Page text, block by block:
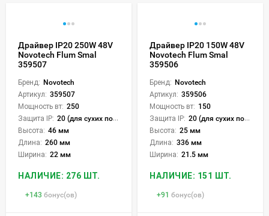
Драйвер IP20 250W 48V
Novotech Flum Smal
359507
Бренд: Novotech
Артикул: 359507
Мощность вт: 250
Защита IP: 20 (для сухих пом.)
Высота: 46 мм
Длина: 260 мм
Ширина: 22 мм
НАЛИЧИЕ: 276 ШТ.
+143 бонус(ов)
Драйвер IP20 150W 48V
Novotech Flum Smal
359506
Бренд: Novotech
Артикул: 359506
Мощность вт: 150
Защита IP: 20 (для сухих пом.)
Высота: 25 мм
Длина: 336 мм
Ширина: 21.5 мм
НАЛИЧИЕ: 151 ШТ.
+91 бонус(ов)